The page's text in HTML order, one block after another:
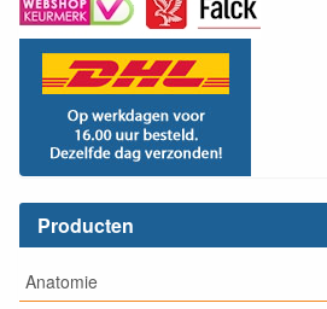
Producten
Anatomie